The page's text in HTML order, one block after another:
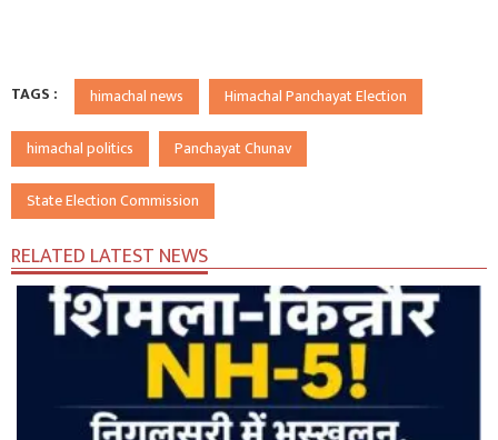
TAGS : himachal news Himachal Panchayat Election
himachal politics Panchayat Chunav
State Election Commission
RELATED LATEST NEWS